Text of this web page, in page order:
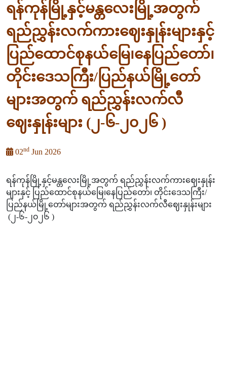
ရန်ကုန်မြို့နှင့်မန္တလေးမြို့အတွက်
ရည်ညွှန်းလက်ကားဈေးနှုန်းများနှင့်
ပြည်ထောင်စုနယ်မြေ၊နေပြည်တော်၊
တိုင်းဒေသကြီး/ပြည်နယ်မြို့တော်
များအတွက် ရည်ညွှန်းလက်လီ
ဈေးနှုန်းများ (၂-၆-၂၀၂၆ )
02nd Jun 2026
ရန်ကုန်မြို့နှင့်မန္တလေးမြို့အတွက် ရည်ညွှန်းလက်ကားဈေးနှုန်း
များနှင့် ပြည်ထောင်စုနယ်မြေ၊နေပြည်တော်၊ တိုင်းဒေသကြီး/
ပြည်နယ်မြို့တော်များအတွက် ရည်ညွှန်းလက်လီဈေးနှုန်းများ
(၂-၆-၂၀၂၆ )